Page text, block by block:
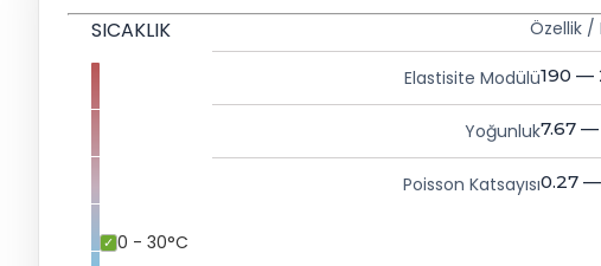
SICAKLIK
0 - 30°C
Özellik /
Elastisite Modülü190 —
Yoğunluk7.67 —
Poisson Katsayısı0.27